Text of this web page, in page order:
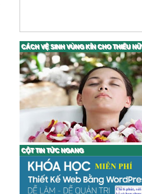
CÁCH VỆ SINH VÙNG KÍN CHO THIẾU NỮ
CỘT TIN TỨC NGANG